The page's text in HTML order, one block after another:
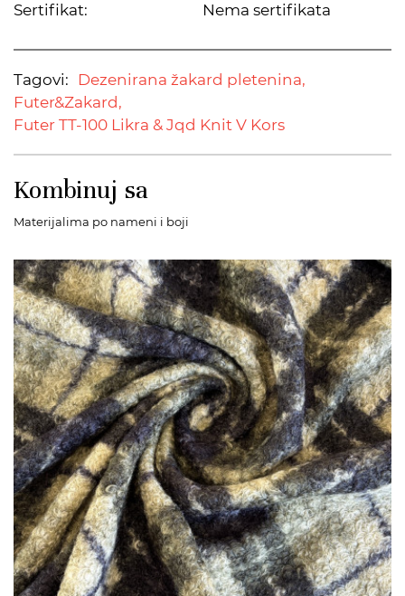
Sertifikat:
Nema sertifikata
Tagovi:
Dezenirana žakard pletenina,
Futer&Zakard,
Futer TT-100 Likra & Jqd Knit V Kors
Kombinuj sa
Materijalima po nameni i boji